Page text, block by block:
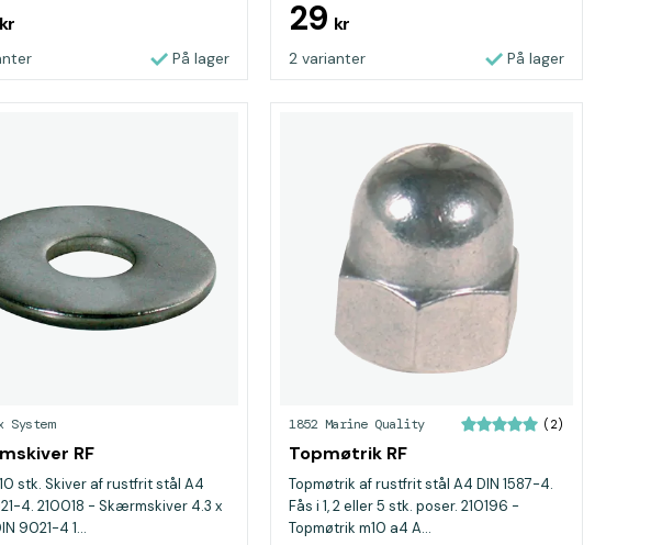
kr
På lager
29 kr
2 varianter På lager
System
RF
stk. Skiver af rustfrit stål A4
4. 210018 - Skærmskiver 4.3 x
9021-4 1...
1852 Marine Quality (2)
Topmøtrik RF
Topmøtrik af rustfrit stål A4 DIN 1587-4.
Fås i 1, 2 eller 5 stk. poser. 210196 -
Topmøtrik m10 a4 A...